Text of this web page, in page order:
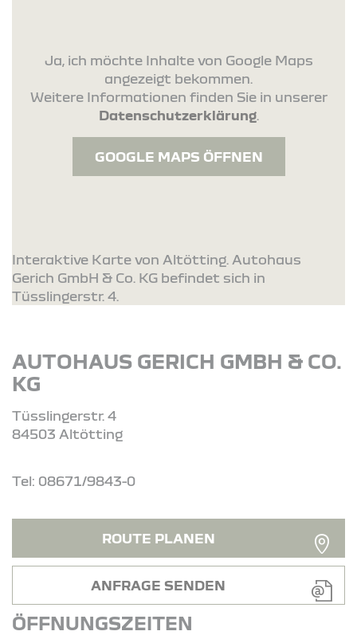
Ja, ich möchte Inhalte von Google Maps
angezeigt bekommen.
Weitere Informationen finden Sie in unserer
Datenschutzerklärung.
GOOGLE MAPS ÖFFNEN
Interaktive Karte von Altötting. Autohaus
Gerich GmbH & Co. KG befindet sich in
Tüsslingerstr. 4.
AUTOHAUS GERICH GMBH & CO.
KG
Tüsslingerstr. 4
84503 Altötting
Tel: 08671/9843-0
ROUTE PLANEN
ANFRAGE SENDEN
ÖFFNUNGSZEITEN